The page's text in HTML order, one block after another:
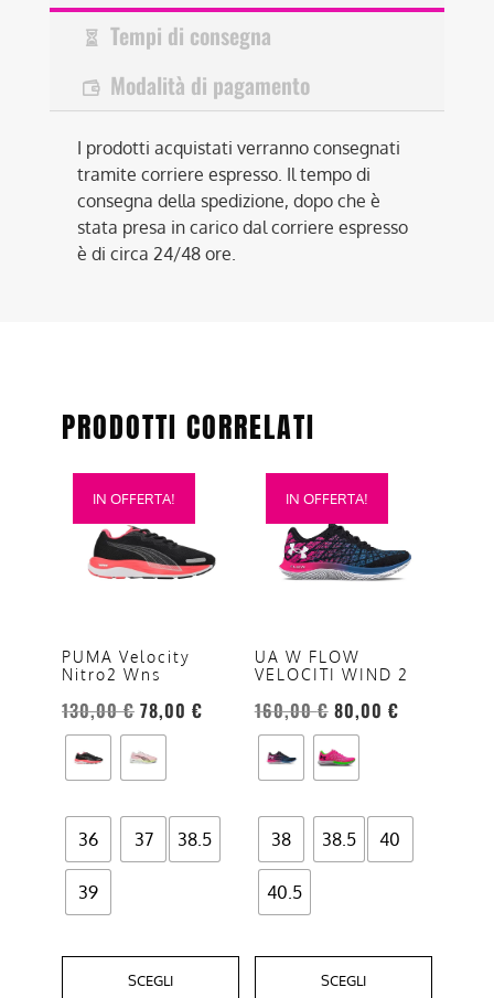
Tempi di consegna
Modalità di pagamento
I prodotti acquistati verranno consegnati
tramite corriere espresso. Il tempo di
consegna della spedizione, dopo che è
stata presa in carico dal corriere espresso
è di circa 24/48 ore.
PRODOTTI CORRELATI
IN OFFERTA!
PUMA Velocity
Nitro2 Wns
130,00€ 78,00 €
36 37 38.5
39
SCEGLI
Questo
prodotto
opzioni
possono
essere
scelte
nella
del
prodotto
IN OFFERTA!
UA W FLOW
VELOCITI WIND 2
160,00€ 80,00 €
38 38.5 40
40.5
SCEGLI
Questo
prodotto
opzioni
possono
essere
scelte
nella
del
prodotto